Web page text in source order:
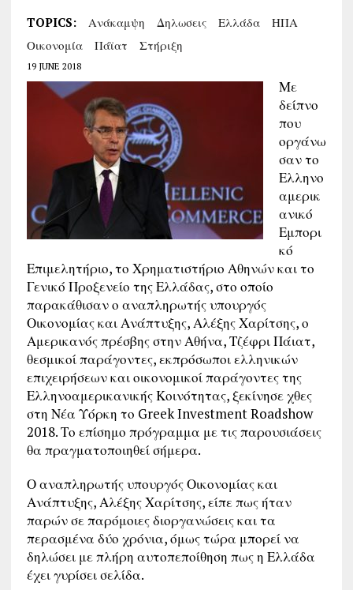
TOPICS: Ανάκαμψη Δηλωσεις Ελλάδα
ΗΠΑ
Οικονομία
Πάϊατ Στήριξη
19 JUNE 2018
Με
δείπνο
που
οργάνω
σαν το
Ελληνο
αμερικ
ανικό
Εμπορι
κό
Επιμελητήριο, το Χρηματιστήριο Αθηνών και το
Γενικό Προξενείο της Ελλάδας, στο οποίο
παρακάθισαν ο αναπληρωτής υπουργός
Οικονομίας και Ανάπτυξης, Αλέξης Χαρίτσης, ο
Αμερικανός πρέσβης στην Αθήνα, Τζέφρι Πάιατ,
θεσμικοί παράγοντες, εκπρόσωποι ελληνικών
επιχειρήσεων και οικονομικοί παράγοντες της
Ελληνοαμερικανικής Κοινότητας, ξεκίνησε χθες
στη Νέα Υόρκη το Greek Investment Roadshow
2018. Το επίσημο πρόγραμμα με τις παρουσιάσεις
θα πραγματοποιηθεί σήμερα.
Ο αναπληρωτής υπουργός Οικονομίας και
Ανάπτυξης, Αλέξης Χαρίτσης, είπε πως ήταν
παρών σε παρόμοιες διοργανώσεις και τα
περασμένα δύο χρόνια, όμως τώρα μπορεί να
δηλώσει με πλήρη αυτοπεποίθηση πως η Ελλάδα
έχει γυρίσει σελίδα.